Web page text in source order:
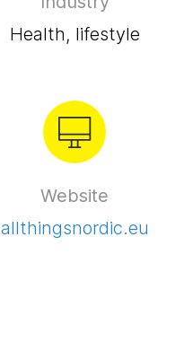
Health, lifestyle
Website
allthingsnordic.eu